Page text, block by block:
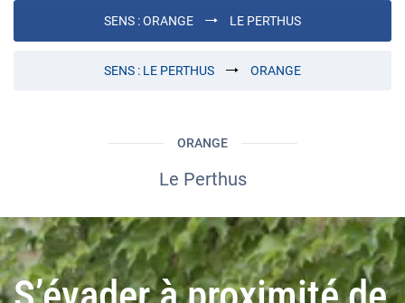
SENS :ORANGE LE PERTHUS
SENS : LE PERTHUS ORANGE
ORANGE
Le Perthus